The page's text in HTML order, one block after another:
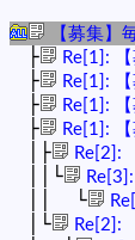
【募集】
├ Re[1]:
├ Re[1]:
├ Re[1]:
├ Re[1]:
│├ Re[2]:
││└
││ └
│└ Re[2]: